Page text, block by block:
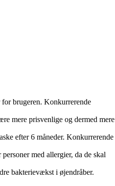
brugeren. Konkurrerende
mere prisvenlige og dermed mere
efter 6 måneder. Konkurrerende
med allergier, da de skal
bakterievækst i øjendråber.